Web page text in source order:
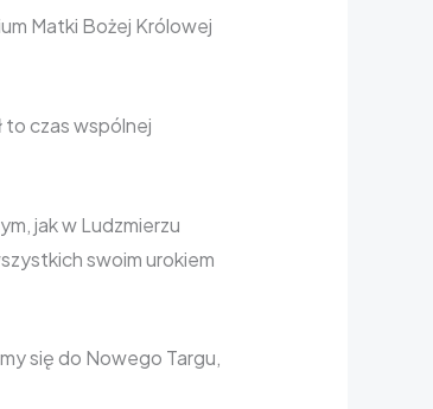
Matki Bożej Królowej
to czas wspólnej
jak w Ludzmierzu
swoim urokiem
się do Nowego Targu,